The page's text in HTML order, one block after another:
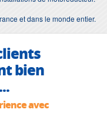
et dans le monde entier.
bien
avec